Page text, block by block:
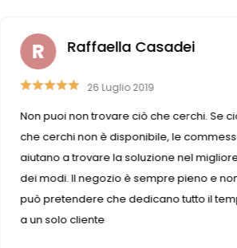
Raffaella Casadei
26 Luglio 2019
Non puoi non trovare ciò che cerchi. Se
che cerchi non è disponibile, le
aiutano a trovare la soluzione nel
dei modi. Il negozio è sempre pieno e
può pretendere che dedicano tutto il
a un solo cliente